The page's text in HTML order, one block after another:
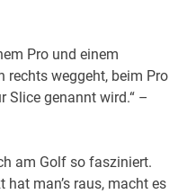
Pro und einem
rechts weggeht, beim Pro
Slice genannt wird.“ –
am Golf so fasziniert.
hat man’s raus, macht es